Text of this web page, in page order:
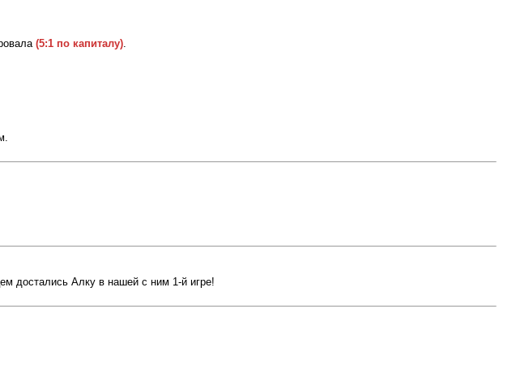
(5:1 по капиталу).
достались Алку в нашей с ним 1-й игре!